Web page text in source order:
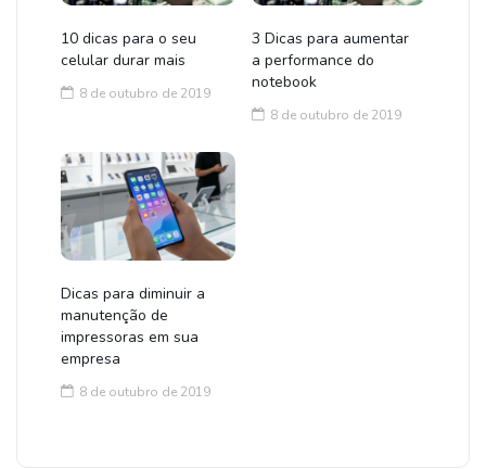
10 dicas para o seu
celular durar mais
8 de outubro de 2019
3 Dicas para aumentar
a performance do
notebook
8 de outubro de 2019
Dicas para diminuir a
manutenção de
impressoras em sua
empresa
8 de outubro de 2019